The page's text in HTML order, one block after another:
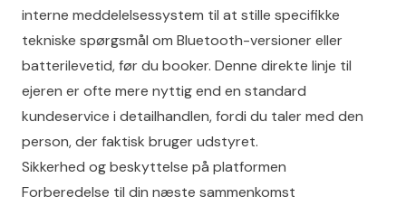
interne meddelelsessystem til at stille specifikke
tekniske spørgsmål om Bluetooth-versioner eller
batterilevetid, før du booker. Denne direkte linje til
ejeren er ofte mere nyttig end en standard
kundeservice i detailhandlen, fordi du taler med den
person, der faktisk bruger udstyret.
Sikkerhed og beskyttelse på platformen
Forberedelse til din næste sammenkomst